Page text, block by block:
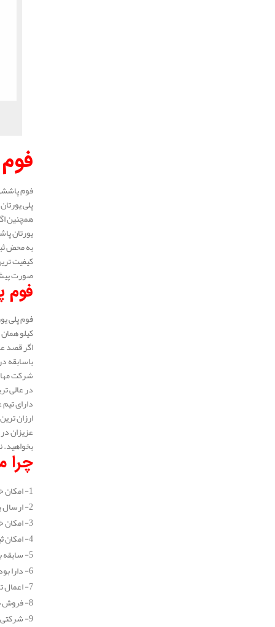
فوم
پلی
همچنین
یورتان
به محض
کیفیت
صورت
فوم
فوم پلی
کیلو همان گونه که بیان شد 230.000 الی
اگر قصد
باسابقه
شرکت
دارای
ارزان
عزیزان
بخواهید.
چرا
1- امکان خرید جزیی و عمده انواع عایق پلی یورتان
2- ارسال به سراسر نقاط کشور (در تهران طی یک روز کاری و در سایر شهرستان ها طی 2 روز کاری)
3- امکان خرید اینترنتی انواع عایق پلی یورتان
4- امکان ثبت سفارش و خرید عایق پلی یورتان به صورت تلفنی و بدون نیاز به مراجعه حضوری
5- سابقه بیش از 10 ساله در زمینه خرید و فروش انواع عایق
6- دارا بودن نمایندگی فروش معتبر
7- اعمال تخفیف های بسیار خوب برای تمامی مشتریان
8- فروش با کیفیت ترین انواع عایق پلی یورتان
9- شرکتی معتبر و دارای کد ثبتی